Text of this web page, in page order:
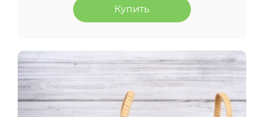
Купить